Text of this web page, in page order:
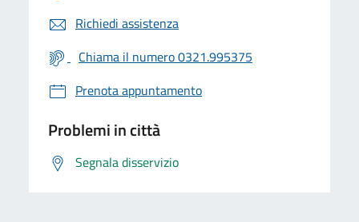
Richiedi assistenza
Chiama il numero 0321.995375
Prenota appuntamento
Problemi in città
Segnala disservizio